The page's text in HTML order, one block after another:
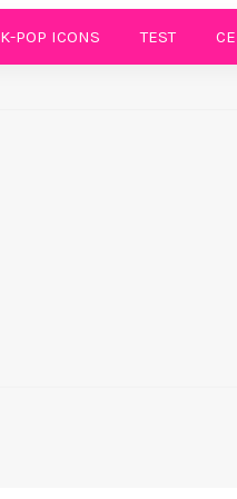
K-POP ICONS TEST